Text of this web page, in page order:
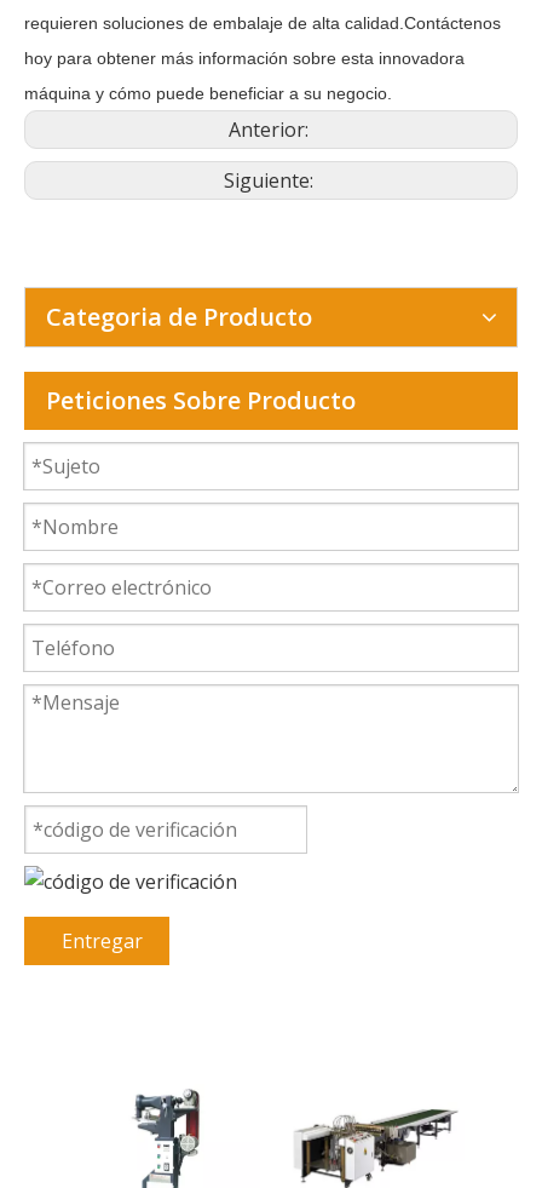
requieren soluciones de embalaje de alta calidad.Contáctenos
hoy para obtener más información sobre esta innovadora
máquina y cómo puede beneficiar a su negocio.
Anterior:
Siguiente:
Categoria de Producto
Peticiones Sobre Producto
Entregar